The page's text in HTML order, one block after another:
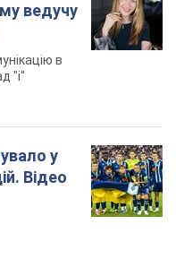
ведучу
в
"і"
у
Відео